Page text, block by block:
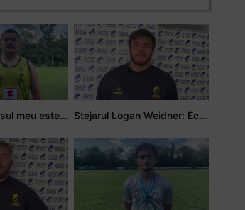
Adrian Țală: Visul meu este să debutez pentru România Stejarul Logan Weidner: Echipa a muncit mult, iar asta se va vedea în meciurile de la Nations Cup